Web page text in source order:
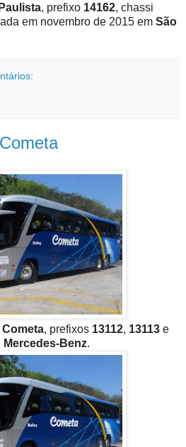
, prefixo 14162, chassi
em novembro de 2015 em São
Cometa, prefixos 13112, 13113 e
Mercedes-Benz.